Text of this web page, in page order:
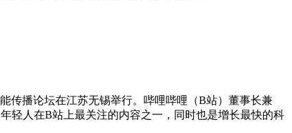
传播论坛在江苏无锡举行。哔哩哔哩（B站）董事长兼
轻人在B站上最关注的内容之一，同时也是增长最快的科